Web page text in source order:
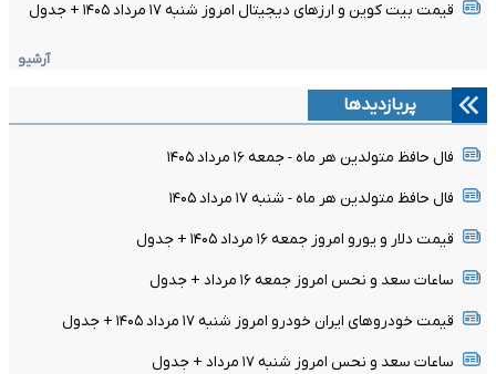
قیمت بیت کوین و ارز‌های دیجیتال امروز شنبه ۱۷ مرداد ۱۴۰۵ + جدول
آرشیو
پربازدیدها
فال حافظ متولدین هر ماه - جمعه ۱۶ مرداد ۱۴۰۵
فال حافظ متولدین هر ماه - شنبه ۱۷ مرداد ۱۴۰۵
قیمت دلار و یورو امروز جمعه ۱۶ مرداد ۱۴۰۵ + جدول
ساعات سعد و نحس امروز جمعه ۱۶ مرداد + جدول
قیمت خودرو‌های ایران خودرو امروز شنبه ۱۷ مرداد ۱۴۰۵ + جدول
ساعات سعد و نحس امروز شنبه ۱۷ مرداد + جدول